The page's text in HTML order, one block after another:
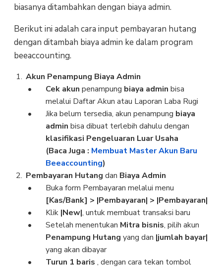
biasanya ditambahkan dengan biaya admin.
Berikut ini adalah cara input pembayaran hutang
dengan ditambah biaya admin ke dalam program
beeaccounting.
Akun Penampung Biaya Admin
Cek akun penampung biaya admin bisa
melalui Daftar Akun atau Laporan Laba Rugi
Jika belum tersedia, akun penampung biaya
admin bisa dibuat terlebih dahulu dengan
klasifikasi Pengeluaran Luar Usaha
(Baca Juga : Membuat Master Akun Baru
Beeaccounting)
Pembayaran Hutang dan Biaya Admin
Buka form Pembayaran melalui menu
[Kas/Bank] > |Pembayaran| > |Pembayaran|
Klik |New|, untuk membuat transaksi baru
Setelah menentukan Mitra bisnis, pilih akun
Penampung Hutang yang dan |jumlah bayar|
yang akan dibayar
Turun 1 baris , dengan cara tekan tombol